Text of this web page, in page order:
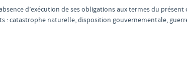
d’exécution de ses obligations aux termes du
: catastrophe naturelle, disposition gouvernementale,